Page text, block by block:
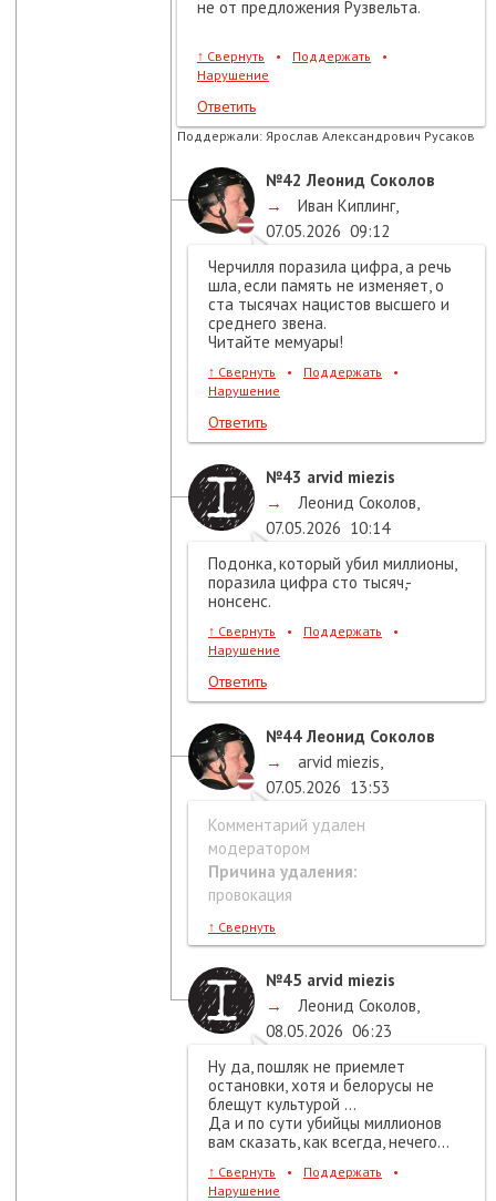
не от предложения Рузвельта.
↑ Свернуть • Поддержать
•
Нарушение
Ответить
Поддержали: Ярослав Александрович Русаков
№42 Леонид Соколов
→
Иван Киплинг,
07.05.2026 09:12
Черчилля поразила цифра, а речь
шла, если память не изменяет, о
ста тысячах нацистов высшего и
среднего звена.
Читайте мемуары!
↑ Свернуть • Поддержать
•
Нарушение
Ответить
№43 arvid miezis
→
Леонид Соколов,
07.05.2026 10:14
Подонка, который убил миллионы,
поразила цифра сто тысяч,-
нонсенс.
↑ Свернуть • Поддержать
•
Нарушение
Ответить
№44Леонид Соколов
→
arvid miezis,
07.05.2026 13:53
Комментарий удален
модератором
Причина удаления:
провокация
↑ Свернуть
№45 arvid miezis
→
Леонид Соколов,
08.05.2026 06:23
Ну да, пошляк не приемлет
остановки, хотя и белорусы не
блещут культурой ...
Да и по сути убийцы миллионов
вам сказать, как всегда, нечего...
↑ Свернуть • Поддержать
•
Нарушение